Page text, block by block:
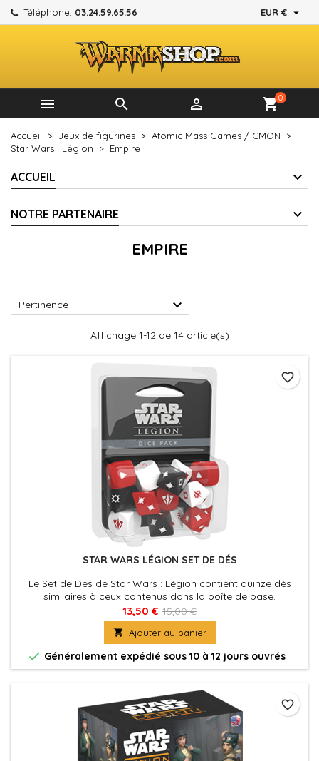
Téléphone: 03.24.59.65.56 EUR € 
   shopping_cart0
Accueil Jeux de figurines
Atomic Mass Games / CMON
Star Wars : Légion
Empire
ACCUEIL
NOTRE PARTENAIRE
EMPIRE
Pertinence 
Affichage 1-12 de 14 article(s)
STAR WARS LÉGION SET DE DÉS
Le Set de Dés de Star Wars : Légion contient quinze dés
similaires à ceux contenus dans la boîte de base.
13,50 € 15,00 €
 Ajouter au panier
 Généralement expédié sous 10 à 12 jours ouvrés
favorite_border
favorite_border
Mes listes d'envies ×
Créer une nouvelle liste
((modalTitle)) ×
((confirmMessage))
((cancelText)) ((modalDeleteText))
Créer une liste d'envies ×
Nom de la liste d'envies
Annuler Créer une liste d'envies
Connexion ×
Vous devez être connecté pour ajouter des produits à
votre liste d'envies.